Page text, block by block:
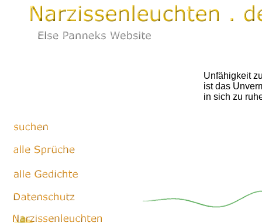
Unfähigkeit
ist das
in sich zu